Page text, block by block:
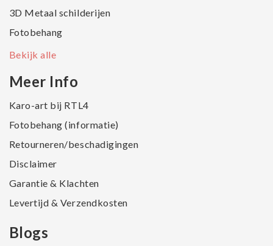
3D Metaal schilderijen
Fotobehang
Bekijk alle
Meer Info
Karo-art bij RTL4
Fotobehang (informatie)
Retourneren/beschadigingen
Disclaimer
Garantie & Klachten
Levertijd & Verzendkosten
Blogs